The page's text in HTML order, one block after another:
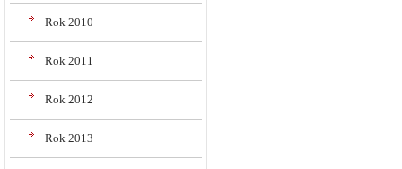
Rok 2010
Rok 2011
Rok 2012
Rok 2013